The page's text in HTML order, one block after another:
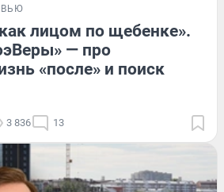
лицом по щебенке».
— про
«после» и поиск
3 836 13